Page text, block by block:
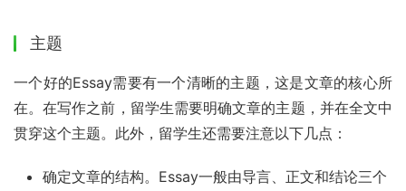
主题
一个好的Essay需要有一个清晰的主题，这是文章的核心所
在。在写作之前，留学生需要明确文章的主题，并在全文中
贯穿这个主题。此外，留学生还需要注意以下几点：
确定文章的结构。Essay一般由导言、正文和结论三个